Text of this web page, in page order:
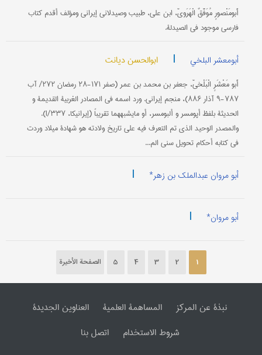
أَبومَنْصورٍ مُوَفَّقٌ الْهَرَويّ، ابن علي، طبیب وصیدلاني إیراني ومؤلف أقدم کتاب
فارسي موجود في الصیدلة.
أبومعشر البلخي | ابوالحسن دیانت
أَبو مَعْشَرٍ الْبَلْخيّ، جعفر بن محمد بن عمر (صفر ۱۷۱-۲۸ رمضان ۲۷۲/ آب
۷۸۷-۹ آذار ۸۸۶)، منجم إیراني. ورد اسمه في المصادر الغربیة القدیمة و
الحدیثة بلفظ أپومسر و ألبومسر، أو مایشبههما تقریباً (إیرانیکا، I/۳۳۷).
والمصدر الوحید الذي تم التعرف فیه علی تاریخ ولادته هو شهادة میلاد وردت
في کتابه أحکام تحویل سني الم...
أبو مروان عبدالملک بن زهر* |
أبو مروان* |
1
2
3
4
5 الصفحة الأخیرة
نبذة عن المرکز المساهمة العلمیة
العناوین الجدیدة
شروط الاستخدام
اتصل بنا